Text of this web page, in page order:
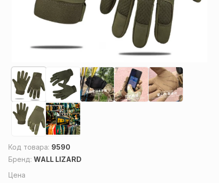
Код товара: 9590
Бренд: WALL LIZARD
Цена